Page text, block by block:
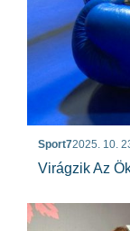
Sport72025. 10.
Virágzik Az